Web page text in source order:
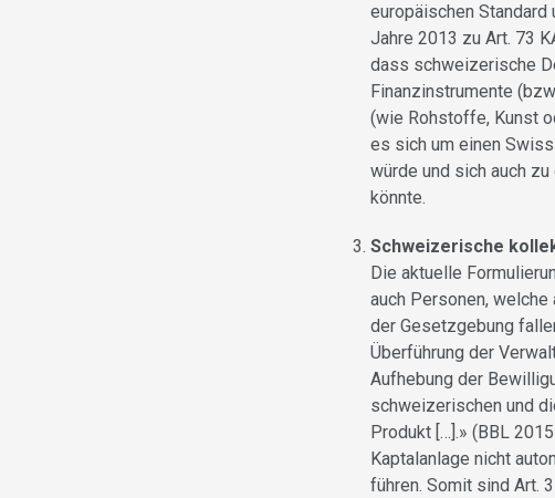
europäischen Standard
Jahre 2013 zu Art. 73
dass schweizerische
Finanzinstrumente
(wie Rohstoffe, Kunst
es sich um einen
würde und sich auch
könnte.
Schweizerische
Die aktuelle
auch Personen,
der Gesetzgebung
Überführung der
Aufhebung der
schweizerischen und
Produkt […].» (BBL
Kaptalanlage nicht
führen. Somit sind Art.